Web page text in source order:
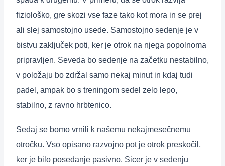
fiziološko, gre skozi vse faze tako kot mora in se prej
ali slej samostojno usede. Samostojno sedenje je v
bistvu zaključek poti, ker je otrok na njega popolnoma
pripravljen. Seveda bo sedenje na začetku nestabilno,
v položaju bo zdržal samo nekaj minut in kdaj tudi
padel, ampak bo s treningom sedel zelo lepo,
stabilno, z ravno hrbtenico.
Sedaj se bomo vrnili k našemu nekajmesečnemu
otročku. Vso opisano razvojno pot je otrok preskočil,
ker je bilo posedanje pasivno. Sicer je v sedenju